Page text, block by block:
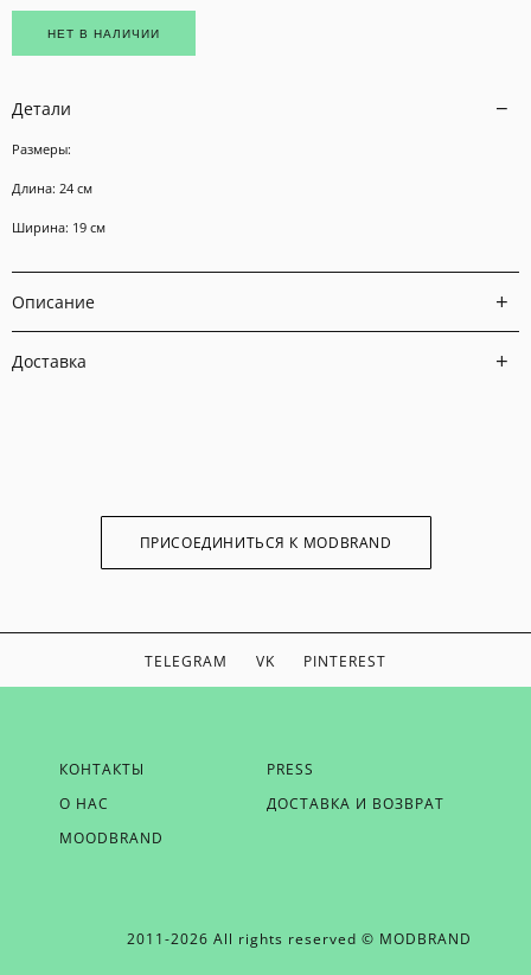
НЕТ В НАЛИЧИИ
Детали
Размеры:
Длина: 24 см
Ширина: 19 см
Описание
Доставка
ПРИСОЕДИНИТЬСЯ К MODBRAND
TELEGRAM VK PINTEREST
КОНТАКТЫ
PRESS
О НАС
ДОСТАВКА И ВОЗВРАТ
MOODBRAND
2011-2026 All rights reserved © MODBRAND
ЕСЛИ ВЫ ХОТИТЕ БЫТЬ В КУРСЕ НАШИХ НОВОСТЕЙ,
ОТПРАВЬТЕ НАМ СВОЙ EMAIL
ОТПРАВИТЬ EMAIL